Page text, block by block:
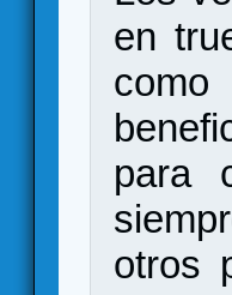
en
para
otros